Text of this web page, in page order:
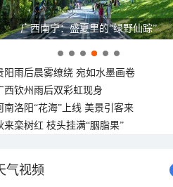
广西南宁：盛夏里的“绿野仙踪”
阳雨后晨雾缭绕 宛如水墨画卷
西钦州雨后双彩虹现身
南洛阳“花海”上线 美景引客来
来栾树红 枝头挂满“胭脂果”
气视频